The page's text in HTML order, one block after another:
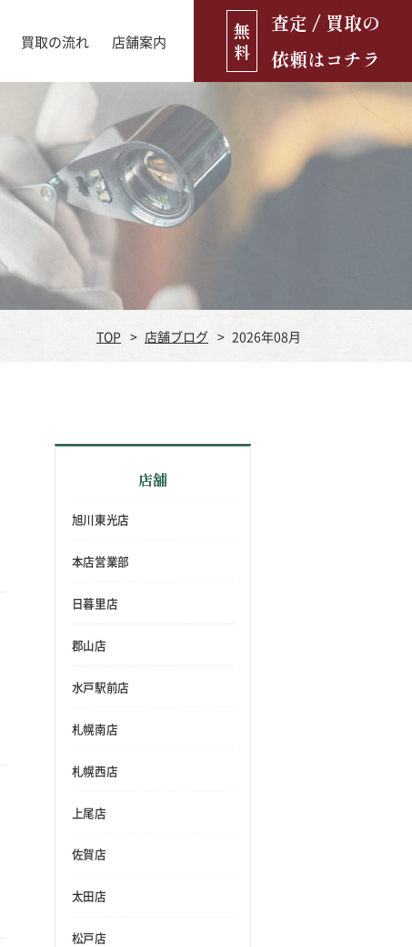
古銭・古紙幣
古いおもちゃ・人形 遺品買取
ブランド品 食器
買取の流れ 店舗案内
店舗ブログ お役立ち情報
無
料
査定 / 買取の
依頼はコチラ
TOP 店舗ブログ 2026年08月
店舗
旭川東光店
本店営業部
日暮里店
郡山店
水戸駅前店
札幌南店
札幌西店
上尾店
佐賀店
太田店
松戸店